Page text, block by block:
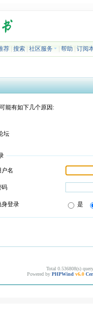
荐| 搜索| 社区服务 帮助 订阅
能有如下几个原因:
坛
户名
码
身登录 是
Total 0.536808(s)
Powered by PHPWind v6.0